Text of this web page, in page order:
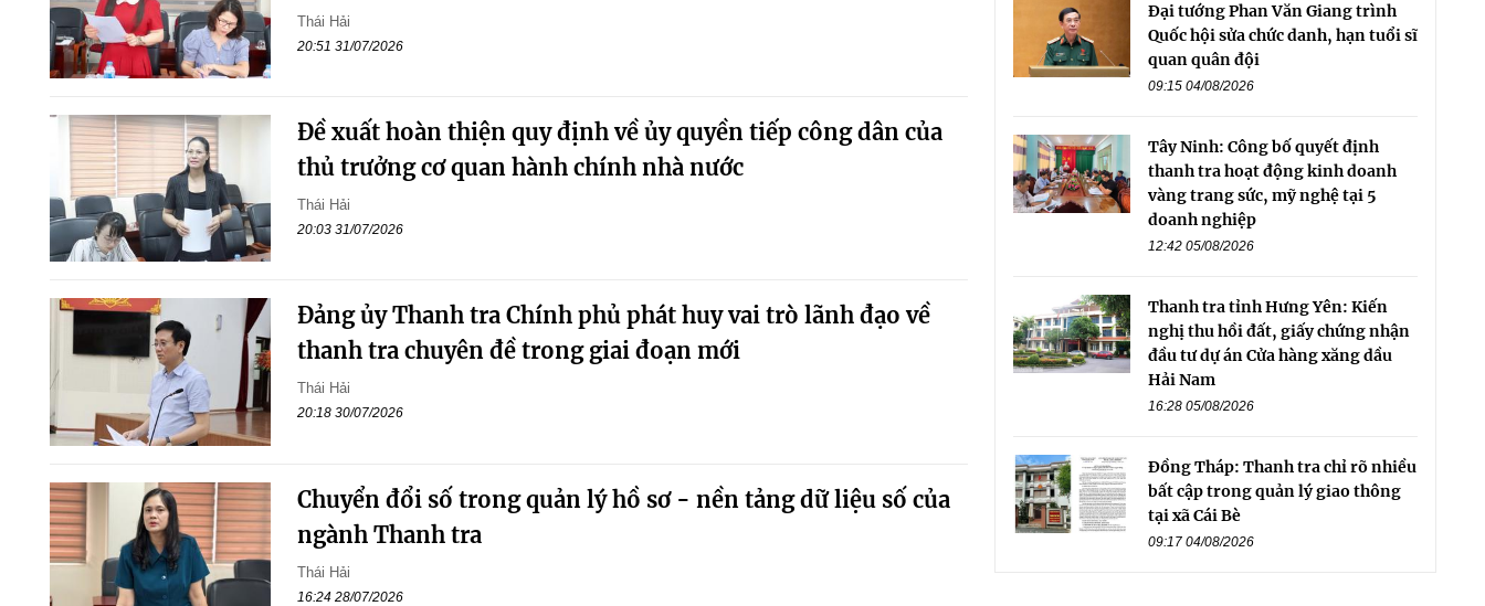
Thái Hải
20:51 31/07/2026
Đề xuất hoàn thiện quy định về ủy quyền tiếp công dân của
thủ trưởng cơ quan hành chính nhà nước
Thái Hải
20:03 31/07/2026
Đảng ủy Thanh tra Chính phủ phát huy vai trò lãnh đạo về
thanh tra chuyên đề trong giai đoạn mới
Thái Hải
20:18 30/07/2026
Chuyển đổi số trong quản lý hồ sơ - nền tảng dữ liệu số của
ngành Thanh tra
Thái Hải
16:24 28/07/2026
Đại tướng Phan Văn Giang trình
Quốc hội sửa chức danh, hạn tuổi sĩ
quan quân đội
09:15 04/08/2026
Tây Ninh: Công bố quyết định
thanh tra hoạt động kinh doanh
vàng trang sức, mỹ nghệ tại 5
doanh nghiệp
12:42 05/08/2026
Thanh tra tỉnh Hưng Yên: Kiến
nghị thu hồi đất, giấy chứng nhận
đầu tư dự án Cửa hàng xăng dầu
Hải Nam
16:28 05/08/2026
Đồng Tháp: Thanh tra chỉ rõ nhiều
bất cập trong quản lý giao thông
tại xã Cái Bè
09:17 04/08/2026